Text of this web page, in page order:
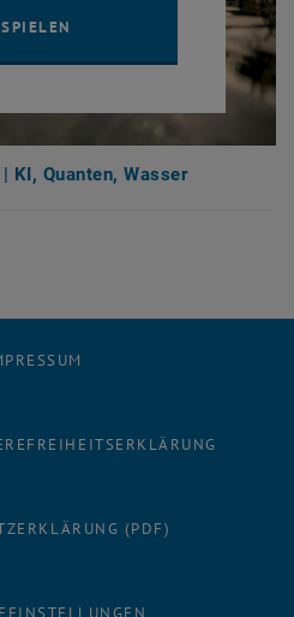
YOUTUBE VIDEO
KI, Quanten, Wasser
(PDF)